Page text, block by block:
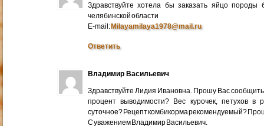
Здравствуйте хотела бы заказать яйцо
челябинской области
E-mail:Milayamilaya1978@mail.ru
Ответить
Владимир Васильевич
Здравствуйте Лидия Ивановна. Прошу Вас
процент выводимости? Вес курочек, петухов в
суточное? Рецепт комбикорма рекомендуемый?
С уважением Владимир Васильевич.